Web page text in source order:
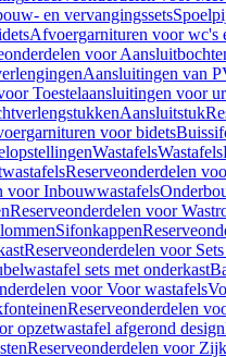
en vervangingssets
Afvoergarnituren voor wc's
voor
Aansluitingen van
Toestelaansluitingen voor
Aansluitstuk
voor bidets
WastafelsWastafels
Reserveonderdelen
voor Inbouwwastafels
Reserveonderdelen voor
Sifonkappen
Reserveonderdelen voor
sets met onderkast
voor Voor wastafels
Reserveonderdelen
opzetwastafel afgerond design
Reserveonderdelen voor